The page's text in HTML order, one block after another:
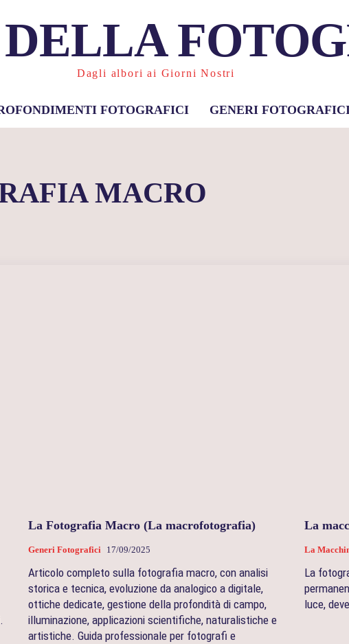
Dagli albori ai Giorni Nostri
FOTOGRAFICI GENERI
MACRO
La Fotografia Macro (La macrofotografia)
Generi Fotografici 17/09/2025
Articolo completo sulla fotografia macro, con analisi
storica e tecnica, evoluzione da analogico a digitale,
ottiche dedicate, gestione della profondità di campo,
illuminazione, applicazioni scientifiche, naturalistiche e
artistiche. Guida professionale per fotografi e
La
La
La
luce,